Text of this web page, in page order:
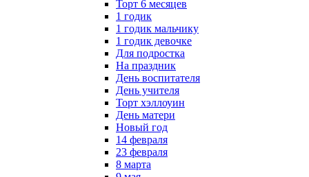
Торт 6 месяцев
1 годик
1 годик мальчику
1 годик девочке
Для подростка
На праздник
День воспитателя
День учителя
Торт хэллоуин
День матери
Новый год
14 февраля
23 февраля
8 марта